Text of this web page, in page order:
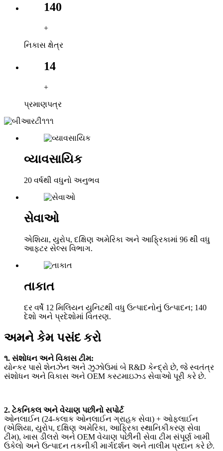
140
+
નિકાસ ક્ષેત્ર
14
+
પ્રમાણપત્ર
વ્યાવસાયિક
20 વર્ષથી વધુનો અનુભવ
સેવાઓ
એશિયા, યુરોપ, દક્ષિણ અમેરિકા અને આફ્રિકામાં 96 થી વધુ
આફ્ટર સેલ્સ વિભાગ.
તાકાત
દર વર્ષે 12 મિલિયન યુનિટથી વધુ ઉત્પાદનોનું ઉત્પાદન; 140
દેશો અને પ્રદેશોમાં વિતરણ.
અમને કેમ પસંદ કરો
૧. સંશોધન અને વિકાસ ટીમ:
યોન્કર પાસે શેનઝેન અને ઝુઝોઉમાં બે R&D કેન્દ્રો છે, જે સ્વતંત્ર
સંશોધન અને વિકાસ અને OEM કસ્ટમાઇઝ્ડ સેવાઓ પૂરી કરે છે.
2. ટેકનિકલ અને વેચાણ પછીનો સપોર્ટ
ઓનલાઈન (24-કલાક ઓનલાઈન ગ્રાહક સેવા) + ઓફલાઈન
(એશિયા, યુરોપ, દક્ષિણ અમેરિકા, આફ્રિકા સ્થાનિકીકરણ સેવા
ટીમ), ખાસ ડીલરો અને OEM વેચાણ પછીની સેવા ટીમ સંપૂર્ણ ખામી
ઉકેલો અને ઉત્પાદન તકનીકી માર્ગદર્શન અને તાલીમ પ્રદાન કરે છે.